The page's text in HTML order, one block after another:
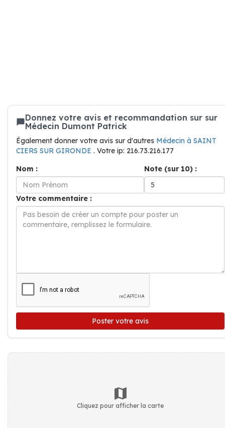
Donnez votre avis et recommandation sur sur
Médecin Dumont Patrick
Également donner votre avis sur d'autres Médecin à SAINT
CIERS SUR GIRONDE . Votre ip: 216.73.216.177
Nom :
Note (sur 10) :
Votre commentaire :
Poster votre avis
Cliquez pour afficher la carte